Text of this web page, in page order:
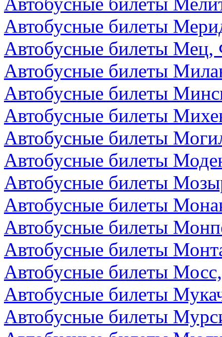
Автобусные билеты
Автобусные билеты Мец,
Автобусные билеты
Автобусные билеты
Автобусные билеты
Автобусные билеты
Автобусные билеты
Автобусные билеты
Автобусные билеты
Автобусные билеты
Автобусные билеты
Автобусные билеты
Автобусные билеты
Автобусные билеты